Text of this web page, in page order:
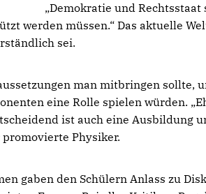
Demokratie und
werden müssen.“ Das aktuelle
sei.
man mitbringen sollte,
eine Rolle spielen würden.
ist auch eine Ausbildung
Physiker.
gaben den Schülern Anlass zu